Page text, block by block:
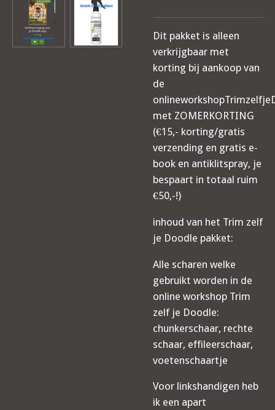
Dit pakket is alleen
verkrijgbaar met
korting bij aankoop van
de
met ZOMERKORTING
(€15,- korting/gratis
verzending en gratis e-
book en antiklitspray, je
bespaart in totaal ruim
€50,-!)
inhoud van het Trim zelf
je Doodle pakket:
Alle scharen welke
gebruikt worden in de
online workshop Trim
zelf je Doodle:
chunkerschaar, rechte
schaar, effileerschaar,
voetenschaartje
Voor linkshandigen heb
ik een apart